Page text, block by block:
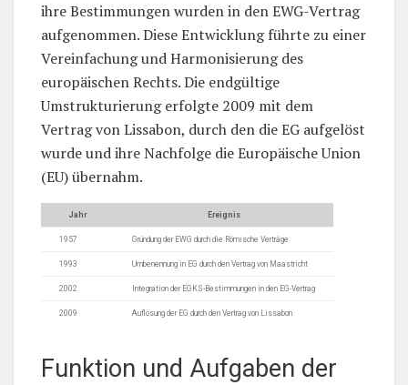
ihre Bestimmungen wurden in den EWG-Vertrag
aufgenommen. Diese Entwicklung führte zu einer
Vereinfachung und Harmonisierung des
europäischen Rechts. Die endgültige
Umstrukturierung erfolgte 2009 mit dem
Vertrag von Lissabon, durch den die EG aufgelöst
wurde und ihre Nachfolge die Europäische Union
(EU) übernahm.
Jahr Ereignis
1957 Gründung der EWG durch die Römische Verträge
1993 Umbenennung in EG durch den Vertrag von Maastricht
2002 Integration der EGKS-Bestimmungen in den EG-Vertrag
2009 Auflösung der EG durch den Vertrag von Lissabon
Funktion und Aufgaben der